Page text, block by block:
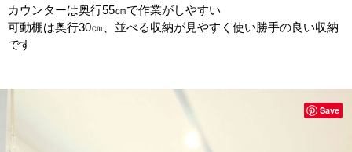
カウンターは奥行55㎝で作業がしやすい
可動棚は奥行30㎝、並べる収納が見やすく使い勝手の良い収納
です
Save